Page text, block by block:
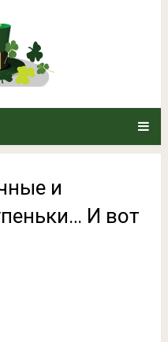
необычные и
и
И вот